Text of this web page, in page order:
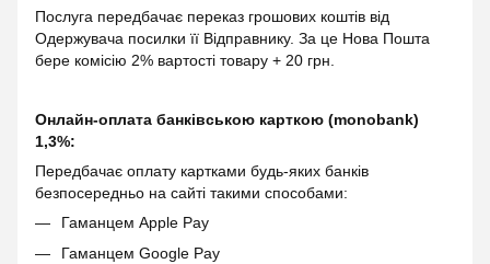
Послуга передбачає переказ грошових коштів від
Одержувача посилки її Відправнику. За це Нова Пошта
бере комісію 2% вартості товару + 20 грн.
Онлайн-оплата банківською карткою (monobank)
1,3%:
Передбачає оплату картками будь-яких банків
безпосередньо на сайті такими способами:
Гаманцем Apple Pay
Гаманцем Google Pay